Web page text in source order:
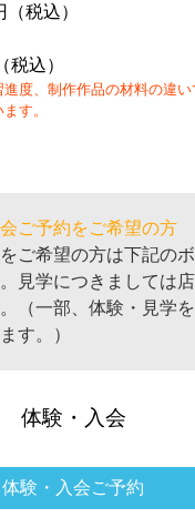
税込）
税込）
進度、制作作品の材料の違
す。
ご予約をご希望の方
ご希望の方は下記の
見学につきましては
（一部、体験・見学
す。）
体験・入会
体験・入会ご予約